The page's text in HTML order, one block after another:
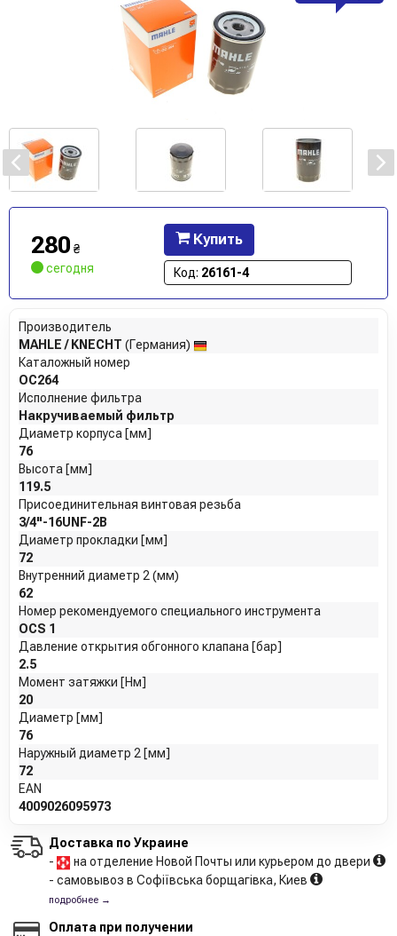
280 ₴
сегодня
Купить
Код: 26161-4
Производитель
MAHLE / KNECHT (Германия)
Каталожный номер
OC264
Исполнение фильтра
Накручиваемый фильтр
Диаметр корпуса [мм]
76
Высота [мм]
119.5
Присоединительная винтовая резьба
3/4"-16UNF-2B
Диаметр прокладки [мм]
72
Внутренний диаметр 2 (мм)
62
Номер рекомендуемого специального инструмента
OCS 1
Давление открытия обгонного клапана [бар]
2.5
Момент затяжки [Нм]
20
Диаметр [мм]
76
Наружный диаметр 2 [мм]
72
EAN
4009026095973
Доставка по Украине
-
на отделение Новой Почты или курьером до двери
- самовывоз в Софіївська борщагівка, Киев
подробнее →
Оплата при получении